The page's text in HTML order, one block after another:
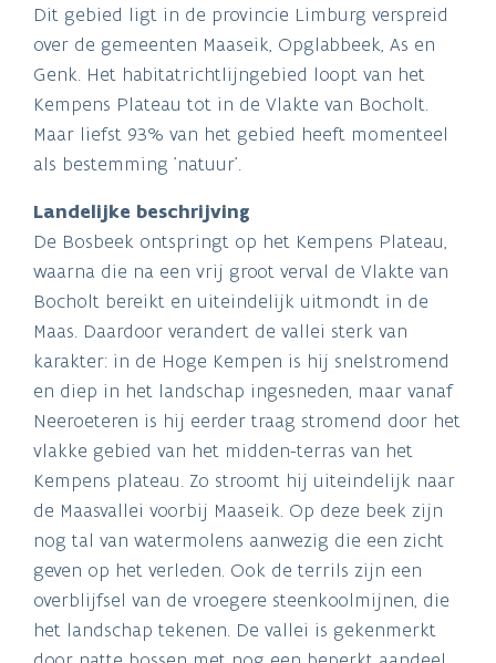
Dit gebied ligt in de provincie Limburg verspreid
over de gemeenten Maaseik, Opglabbeek, As en
Genk. Het habitatrichtlijngebied loopt van het
Kempens Plateau tot in de Vlakte van Bocholt.
Maar liefst 93% van het gebied heeft momenteel
als bestemming 'natuur'.
Landelijke beschrijving
De Bosbeek ontspringt op het Kempens Plateau,
waarna die na een vrij groot verval de Vlakte van
Bocholt bereikt en uiteindelijk uitmondt in de
Maas. Daardoor verandert de vallei sterk van
karakter: in de Hoge Kempen is hij snelstromend
en diep in het landschap ingesneden, maar vanaf
Neeroeteren is hij eerder traag stromend door het
vlakke gebied van het midden-terras van het
Kempens plateau. Zo stroomt hij uiteindelijk naar
de Maasvallei voorbij Maaseik. Op deze beek zijn
nog tal van watermolens aanwezig die een zicht
geven op het verleden. Ook de terrils zijn een
overblijfsel van de vroegere steenkoolmijnen, die
het landschap tekenen. De vallei is gekenmerkt